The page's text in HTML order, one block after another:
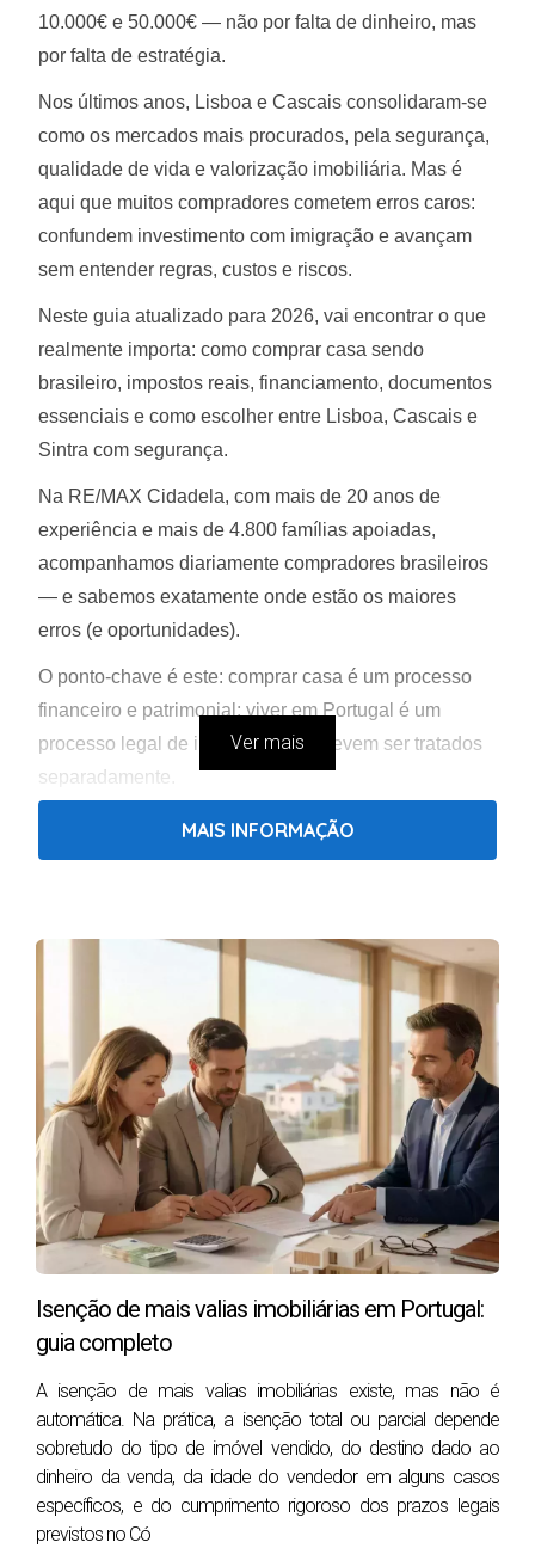
10.000€ e 50.000€ — não por falta de dinheiro, mas
por falta de estratégia.
Nos últimos anos, Lisboa e Cascais consolidaram-se
como os mercados mais procurados, pela segurança,
qualidade de vida e valorização imobiliária. Mas é
aqui que muitos compradores cometem erros caros:
confundem investimento com imigração e avançam
sem entender regras, custos e riscos.
Neste guia atualizado para 2026, vai encontrar o que
realmente importa: como comprar casa sendo
brasileiro, impostos reais, financiamento, documentos
essenciais e como escolher entre Lisboa, Cascais e
Sintra com segurança.
Na RE/MAX Cidadela, com mais de 20 anos de
experiência e mais de 4.800 famílias apoiadas,
acompanhamos diariamente compradores brasileiros
— e sabemos exatamente onde estão os maiores
erros (e oportunidades).
O ponto-chave é este: comprar casa é um processo
financeiro e patrimonial; viver em Portugal é um
processo legal de imigração — e devem ser tratados
separadamente.
Brasileiros podem comprar casa em Portugal
viver em Portugal — são processos distintos.
NIF é obrigatório e pode ser obtido por
estrangeiros, mesmo à distância.
Impostos principais: IMT (variável) + Imposto do
Selo (0,8%) + IMI anual.
Financiamento para não residentes pode chegar
a ~70%, dependendo do perfil e banco.
Lisboa e Cascais lideram procura, mas escolher
mal a zona pode custar milhares de euros.
Evite erros de milhares de euros antes de comprar
em Portugal
Descarregue o nosso guia completo para
estratégias de compra segura.
1) Posso comprar casa em Portugal com
cidadania brasileira?
Ver mais
MAIS INFORMAÇÃO
Isenção de mais valias imobiliárias em Portugal:
guia completo
A isenção de mais valias imobiliárias existe, mas não é
automática. Na prática, a isenção total ou parcial depende
sobretudo do tipo de imóvel vendido, do destino dado ao
dinheiro da venda, da idade do vendedor em alguns casos
específicos, e do cumprimento rigoroso dos prazos legais
previstos no Có